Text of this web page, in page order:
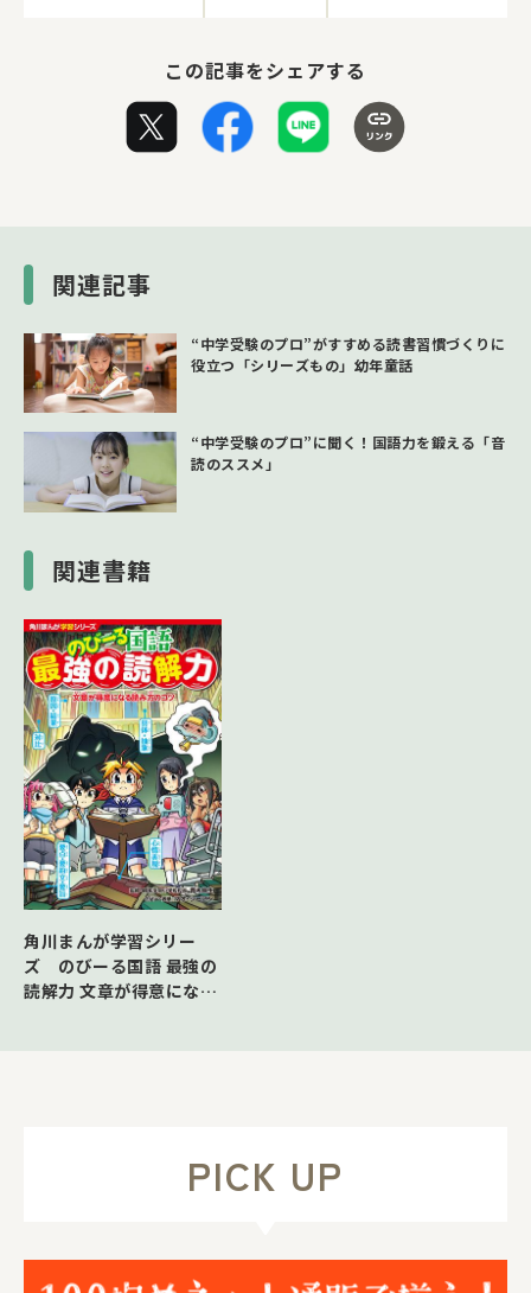
この記事をシェアする
関連記事
“中学受験のプロ”がすすめる読書習慣づくりに
役立つ「シリーズもの」幼年童話
“中学受験のプロ”に聞く！国語力を鍛える「音
読のススメ」
関連書籍
角川まんが学習シリー
ズ のびーる国語 最強の
読解力 文章が得意になる
PICK UP